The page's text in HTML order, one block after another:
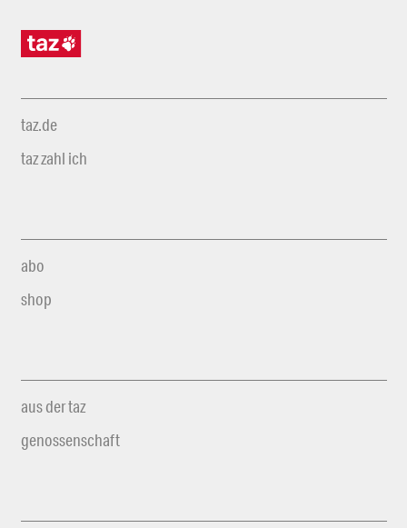
taz.de
taz zahl ich
abo
shop
aus der taz
genossenschaft